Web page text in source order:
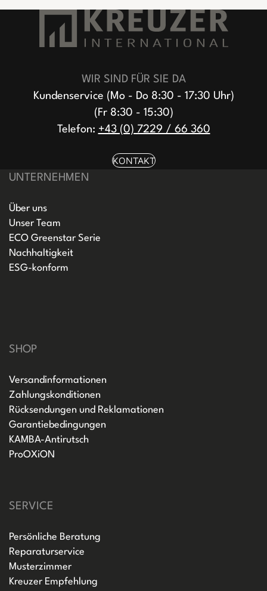
WIR SIND FÜR SIE DA
Kundenservice (Mo - Do 8:30 - 17:30 Uhr)
(Fr 8:30 - 15:30)
Telefon: +43 (0) 7229 / 66 360
KONTAKT
UNTERNEHMEN
Über uns
Unser Team
ECO Greenstar Serie
Nachhaltigkeit
ESG-konform
SHOP
Versandinformationen
Zahlungskonditionen
Rücksendungen und Reklamationen
Garantiebedingungen
KAMBA-Antirutsch
ProOXiON
SERVICE
Persönliche Beratung
Reparaturservice
Musterzimmer
Kreuzer Empfehlung